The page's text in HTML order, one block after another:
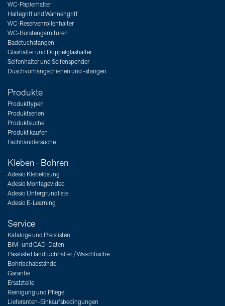
WC-Papierhalter
Haltegriff und Wannengriff
WC-Reservenrollenhalter
WC-Bürstengarnituren
Badetuchstangen
Glashalter und Doppelglashalter
Seifenhalter und Seifenspender
Duschvorhangschienen und -stangen
Produkte
Produkttypen
Produktserien
Produktsuche
Produkt kaufen
Fachhändlersuche
Kleben - Bohren
Adesio Klebelösung
Adesio Montagevideo
Adesio Untergrundliste
Adesio E-Learning
Service
Kataloge und Preislisten
BIM- und CAD-Daten
Passliste Handtuchhalter / Waschtische
Bohrlochabstände
Garantie
Ersatzteile
Reinigung und Pflege
Lieferanten-Einkaufsbedingungen